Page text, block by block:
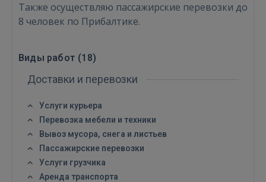
ВОЙТИ
Забыли пароль?
Также осуществляю пассажирские перевозки до
8 человек по Прибалтике.
Виды работ (18)
Доставки и перевозки
Услуги курьера
Перевозка мебели и техники
Вывоз мусора, снега и листьев
Пассажирские перевозки
Услуги грузчика
Аренда транспорта